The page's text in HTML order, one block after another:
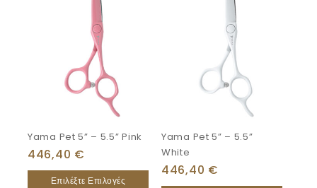
Yama Pet 5” – 5.5” Pink
446,40 €
Επιλέξτε Επιλογές
Yama Pet 5” – 5.5”
White
446,40 €